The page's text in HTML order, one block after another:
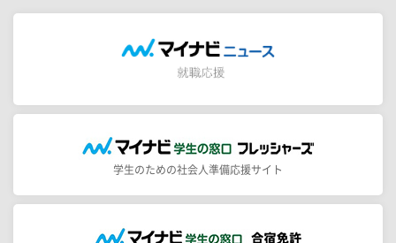
学生のための社会人準備応援サイト